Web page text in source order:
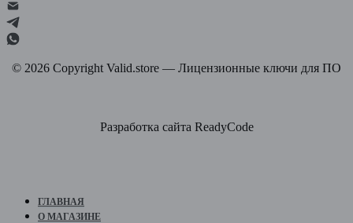
© 2026 Copyright Valid.store — Лицензионные ключи для ПО
Разработка сайта ReadyCode
ГЛАВНАЯ
О МАГАЗИНЕ